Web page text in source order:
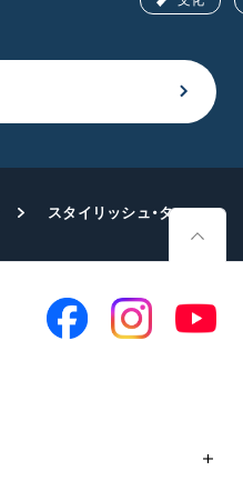
スタイリッシュ・タンゴ一行が沖縄研修道場訪問